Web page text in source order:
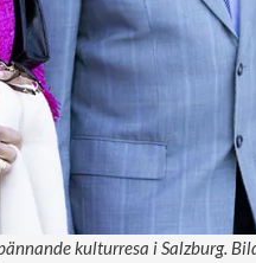
kulturresa i Salzburg.